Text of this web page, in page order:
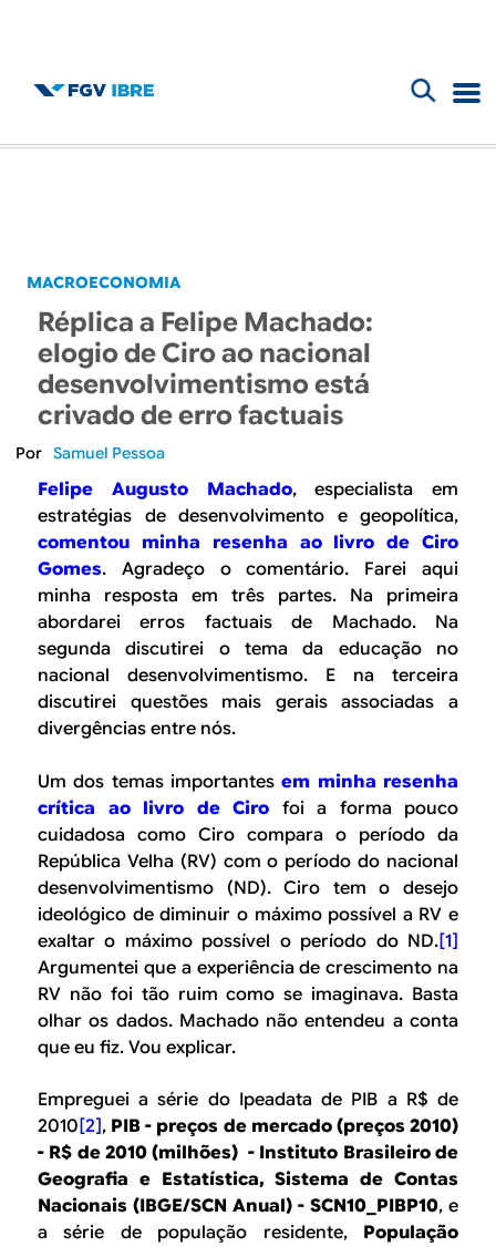
B
g
I
R
o
l
á
r
i
d
e
b
u
s
c
a
MACROECONOMIA
Réplica a Felipe Machado:
elogio de Ciro ao nacional
desenvolvimentismo está
crivado de erro factuais
Samuel Pessoa
Felipe Augusto Machado, especialista em
estratégias de desenvolvimento e geopolítica,
comentou minha resenha ao livro de Ciro
Gomes. Agradeço o comentário. Farei aqui
minha resposta em três partes. Na primeira
abordarei erros factuais de Machado. Na
segunda discutirei o tema da educação no
nacional desenvolvimentismo. E na terceira
discutirei questões mais gerais associadas a
divergências entre nós.
Um dos temas importantesem minha resenha
crítica ao livro de Ciro foi a forma pouco
cuidadosa como Ciro compara o período da
República Velha (RV) com o período do nacional
desenvolvimentismo (ND). Ciro tem o desejo
ideológico de diminuir o máximo possível a RV e
exaltar o máximo possível o período do ND.[1]
Argumentei que a experiência de crescimento na
RV não foi tão ruim como se imaginava. Basta
olhar os dados. Machado não entendeu a conta
que eu fiz. Vou explicar.
Empreguei a série do Ipeadata de PIB a R$ de
2010 [2], PIB - preços de mercado (preços 2010)
- R$ de 2010 (milhões) - Instituto Brasileiro de
Geografia e Estatística, Sistema de Contas
Nacionais (IBGE/SCN Anual) - SCN10_PIBP10, e
a série de população residente, População